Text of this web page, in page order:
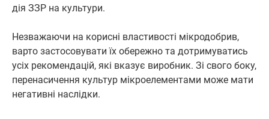
дія ЗЗР на культури.
Незважаючи на корисні властивості мікродобрив,
варто застосовувати їх обережно та дотримуватись
усіх рекомендацій, які вказує виробник. Зі свого боку,
перенасичення культур мікроелементами може мати
негативні наслідки.